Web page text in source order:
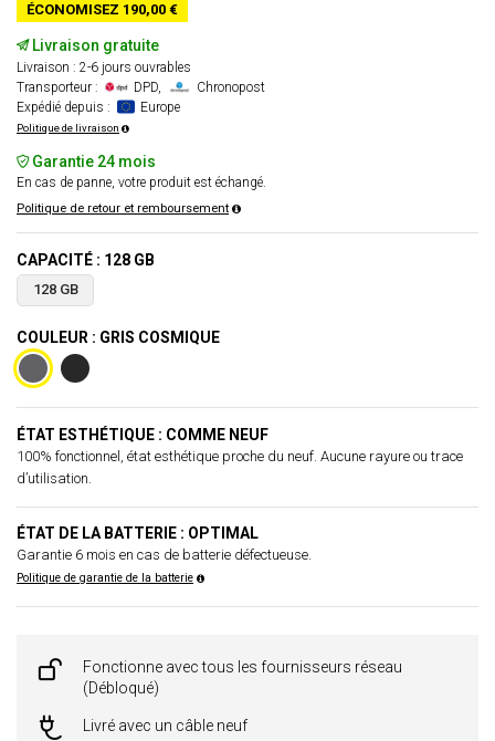
ÉCONOMISEZ 190,00 €
Livraison gratuite
Livraison : 2-6 jours ouvrables
Transporteur :
DPD,
Chronopost
Expédié depuis :
Europe
Politique de livraison
Garantie 24 mois
En cas de panne, votre produit est échangé.
Politique de retour et remboursement
CAPACITÉ : 128 GB
128 GB
COULEUR : GRIS COSMIQUE
ÉTAT ESTHÉTIQUE : COMME NEUF
100% fonctionnel, état esthétique proche du neuf. Aucune rayure ou trace
d’utilisation.
ÉTAT DE LA BATTERIE : OPTIMAL
Garantie 6 mois en cas de batterie défectueuse.
Politique de garantie de la batterie
Fonctionne avec tous les fournisseurs réseau
(Débloqué)
Livré avec un câble neuf